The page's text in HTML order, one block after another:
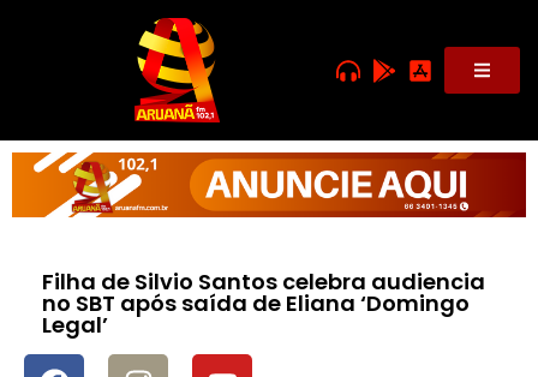
Filha de Silvio Santos celebra audiencia
no SBT após saída de Eliana ‘Domingo
Legal’